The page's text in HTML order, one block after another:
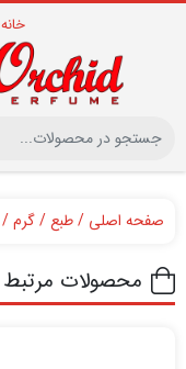
خانه
صفحه اصلی طبع گرم
محصولات مرتبط